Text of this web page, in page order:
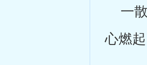
一散
心燃起